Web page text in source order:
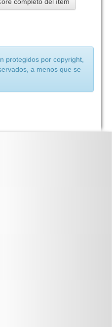
protegidos por copyright,
a menos que se